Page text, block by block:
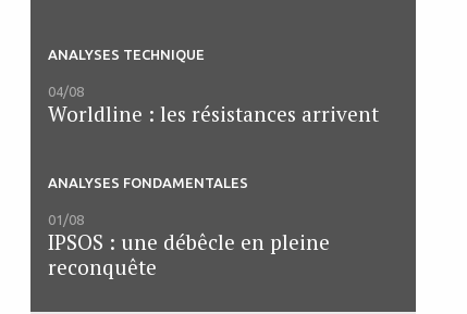
ANALYSES TECHNIQUE
04/08
Worldline : les résistances arrivent
ANALYSES FONDAMENTALES
01/08
IPSOS : une débêcle en pleine
reconquête